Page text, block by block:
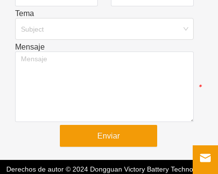
Tema
Subject
Mensaje
*
Enviar
Derechos de autor © 2024 Dongguan Victory Battery Technology